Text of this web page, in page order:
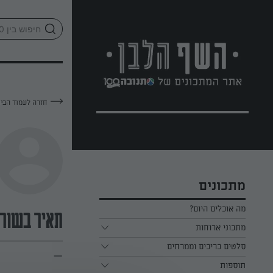
מתכונים
מה אוכלים היום?
מתכוני ארוחות
ארוחת בוקר
ארוחת צהריים
סלטים כריכים וממרחים
כל הסלטים כריכים וממרחים
תוספות
חזרה לעמוד
תאיר
—